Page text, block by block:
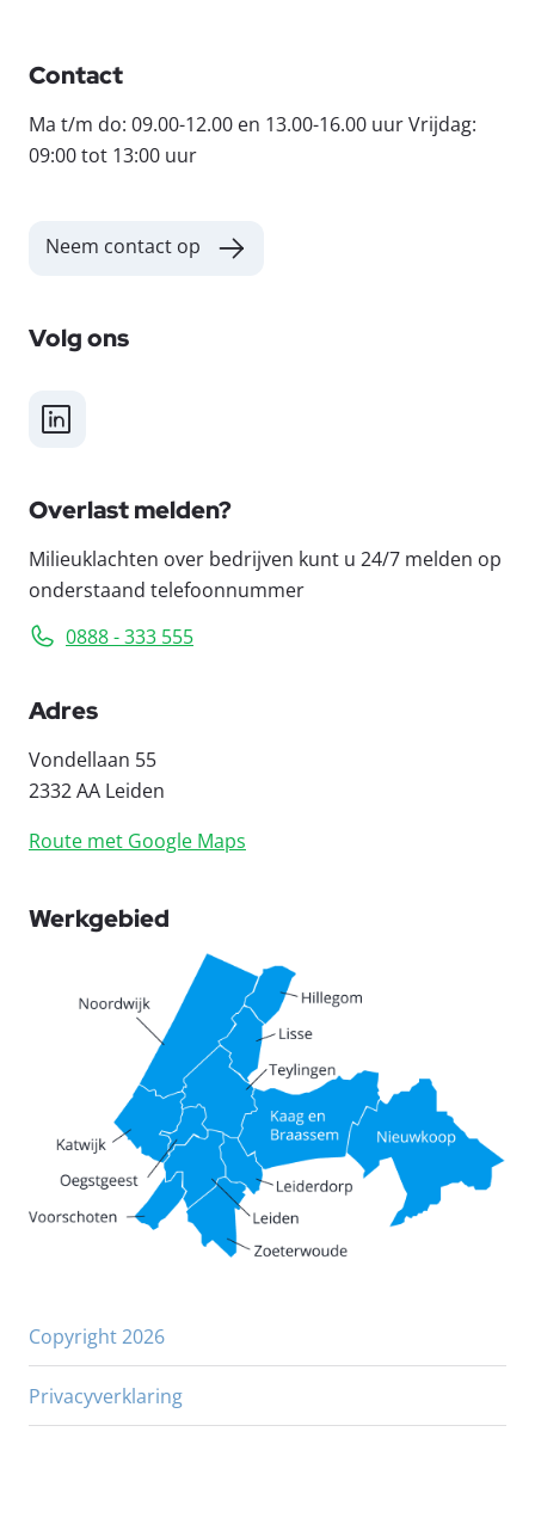
Contact
Ma t/m do: 09.00-12.00 en 13.00-16.00 uur Vrijdag:
09:00 tot 13:00 uur
Neem contact op
Volg ons
LinkedIn
Overlast melden?
Milieuklachten over bedrijven kunt u 24/7 melden op
onderstaand telefoonnummer
0888 - 333 555
Adres
Vondellaan 55
2332 AA Leiden
Route met Google Maps
Werkgebied
Copyright 2026
Privacyverklaring